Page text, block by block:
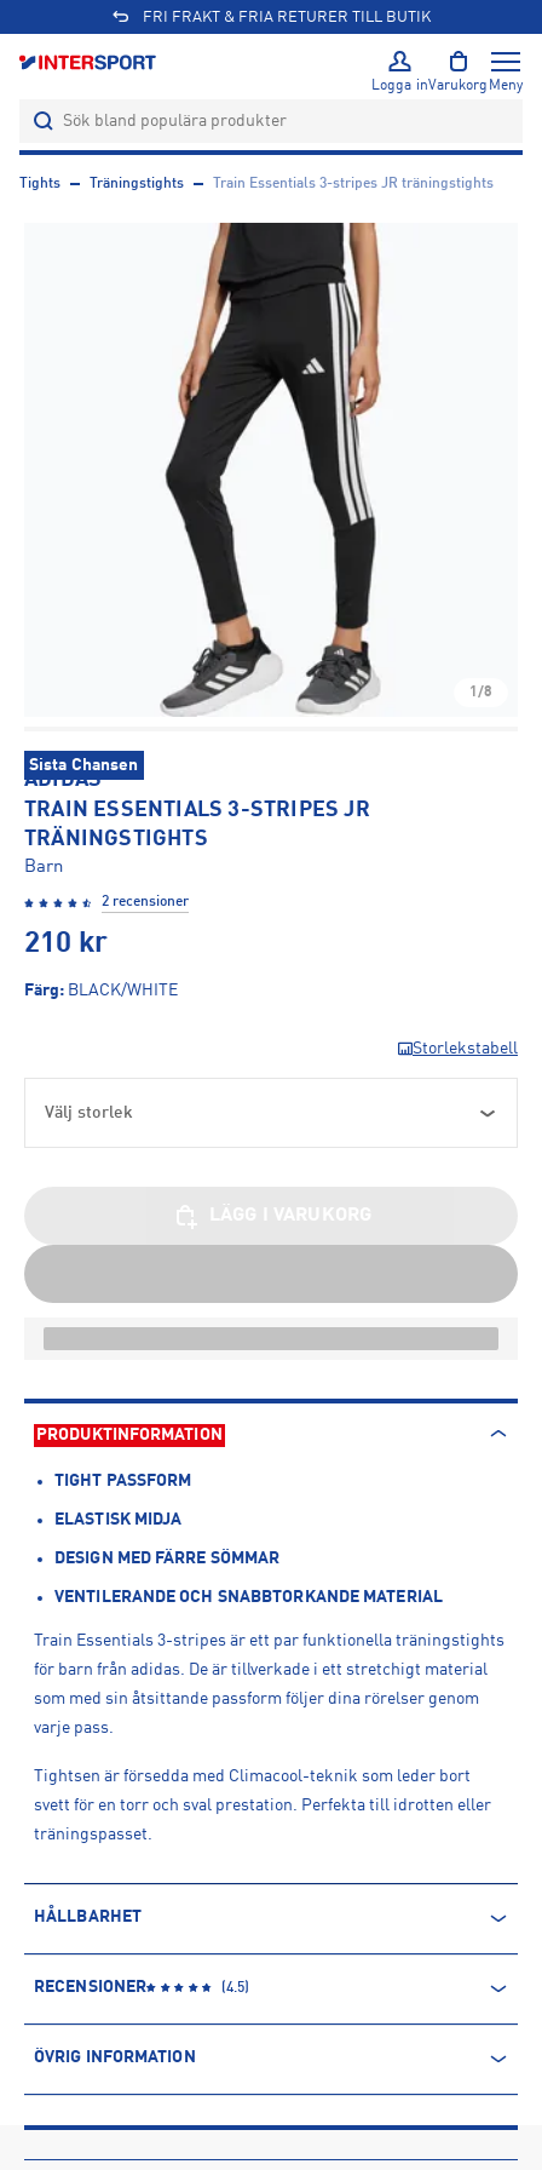
FRI FRAKT & FRIA RETURER TILL BUTIK
Logga inVarukorg Meny
Tights Träningstights Train Essentials 3-stripes JR träningstights
1/8
Sista Chansen
ADIDAS
TRAIN ESSENTIALS 3-STRIPES JR
TRÄNINGSTIGHTS
Barn
2 recensioner
210 kr
Färg: BLACK/WHITE
Storlekstabell
Välj storlek
PRODUKTINFORMATION
TIGHT PASSFORM
ELASTISK MIDJA
DESIGN MED FÄRRE SÖMMAR
VENTILERANDE OCH SNABBTORKANDE MATERIAL
Train Essentials 3-stripes är ett par funktionella träningstights
för barn från adidas. De är tillverkade i ett stretchigt material
som med sin åtsittande passform följer dina rörelser genom
varje pass.
Tightsen är försedda med Climacool-teknik som leder bort
svett för en torr och sval prestation. Perfekta till idrotten eller
träningspasset.
HÅLLBARHET
återvunnen polyester kommer däremot främst från PET-flaskor.
Processen innebär minskade utsläpp av koldioxid och mindre
användning av vatten och kemikalier.
RECENSIONER (4.5)
ÖVRIG INFORMATION
Produktnummer: 1587832
Leverantörens produktnummer: JJ5036